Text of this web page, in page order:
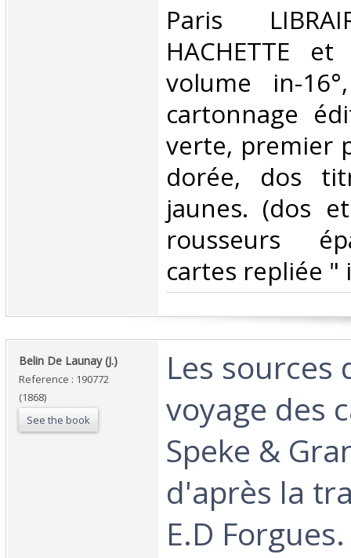
‎Paris
HACHETTE
volume in-
cartonnage
verte, premier
dorée, dos
jaunes. (dos
rousseurs
cartes repliée "
‎Belin De Launay (J.) ‎
Reference : 190772
(1868)
See the book
‎Les sources
voyage des
Speke &
d'après la
E.D Forgues.‎